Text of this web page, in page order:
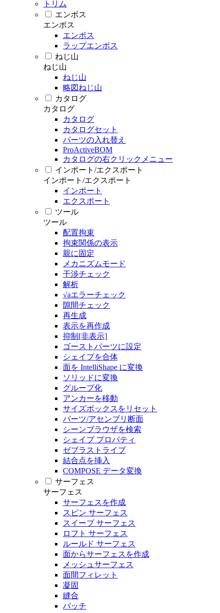
トリム
エンボス
エンボス
エンボス
ラップエンボス
ねじ山
ねじ山
ねじ山
略図ねじ山
カタログ
カタログ
カタログ
カタログセット
パーツの入れ替え
ProActiveBOM
カタログの右クリックメニュー
インポート/エクスポート
インポート/エクスポート
インポート
エクスポート
ツール
ツール
配置拘束
拘束関係の表示
親に固定
メカニズムモード
干渉チェック
解析
√aエラーチェック
隙間チェック
再生成
表示を再作成
抑制[非表示]
ゴーストパーツに設定
シェイプを合体
面を IntelliShape に変換
ソリッドに変換
グループ化
アンカーを移動
サイズボックスをリセット
パーツ/アセンブリ断面
シーンブラウザを検索
シェイプ プロパティ
ゼブラストライプ
結合点を挿入
COMPOSE データ変換
サーフェス
サーフェス
サーフェスを作成
スピン サーフェス
スイープ サーフェス
ロフト サーフェス
ルールド サーフェス
面からサーフェスを作成
メッシュサーフェス
面間フィレット
凝固
縫合
パッチ